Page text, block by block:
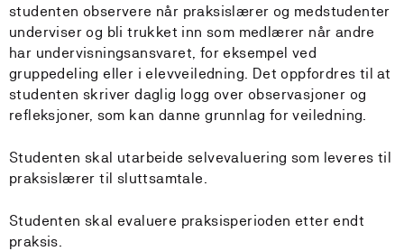
studenten observere når praksislærer og medstudenter
underviser og bli trukket inn som medlærer når andre
har undervisningsansvaret, for eksempel ved
gruppedeling eller i elevveiledning. Det oppfordres til at
studenten skriver daglig logg over observasjoner og
refleksjoner, som kan danne grunnlag for veiledning.
Studenten skal utarbeide selvevaluering som leveres til
praksislærer til sluttsamtale.
Studenten skal evaluere praksisperioden etter endt
praksis.